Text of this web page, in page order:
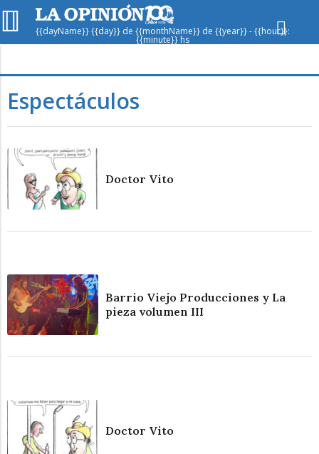
{{dayName}} {{day}} de {{monthName}} de {{year}} - {{hour}}:
{{minute}} hs
Lun Mar Mié
Espectáculos
Doctor Vito
Barrio Viejo Producciones y La
pieza volumen III
Doctor Vito